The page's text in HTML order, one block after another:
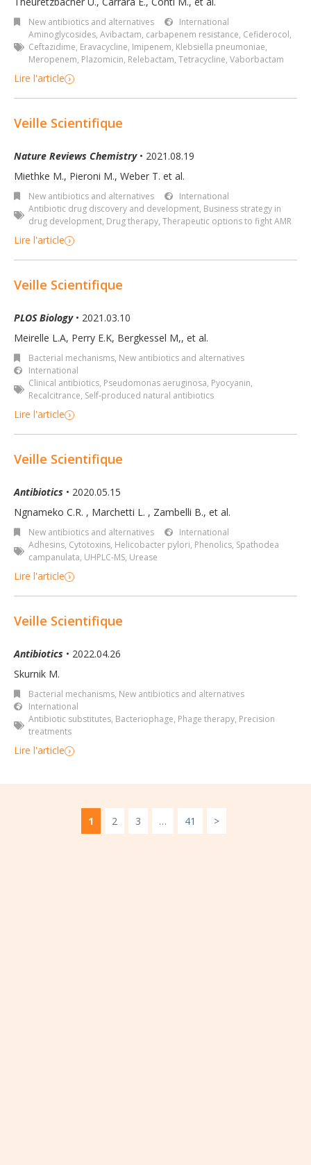
New antibiotics and alternatives
International
Aminoglycosides, Avibactam, carbapenem resistance, Cefiderocol,
Ceftazidime, Eravacycline, Imipenem, Klebsiella pneumoniae,
Meropenem, Plazomicin, Relebactam, Tetracycline, Vaborbactam
Lire l'article
Veille Scientifique
Nature Reviews Chemistry• 2021.08.19
Miethke M., Pieroni M., Weber T. et al.
New antibiotics and alternatives
International
Antibiotic drug discovery and development, Business strategy in
drug development, Drug therapy, Therapeutic options to fight AMR
Lire l'article
Veille Scientifique
PLOS Biology• 2021.03.10
Meirelle L.A, Perry E.K, Bergkessel M,, et al.
Bacterial mechanisms, New antibiotics and alternatives
International
Clinical antibiotics, Pseudomonas aeruginosa, Pyocyanin,
Recalcitrance, Self-produced natural antibiotics
Lire l'article
Veille Scientifique
Antibiotics • 2020.05.15
Ngnameko C.R. , Marchetti L. , Zambelli B., et al.
New antibiotics and alternatives
International
Adhesins, Cytotoxins, Helicobacter pylori, Phenolics, Spathodea
campanulata, UHPLC-MS, Urease
Lire l'article
Veille Scientifique
Antibiotics • 2022.04.26
Skurnik M.
Bacterial mechanisms, New antibiotics and alternatives
International
Antibiotic substitutes, Bacteriophage, Phage therapy, Precision
treatments
Lire l'article
1 2 3 … 41 >